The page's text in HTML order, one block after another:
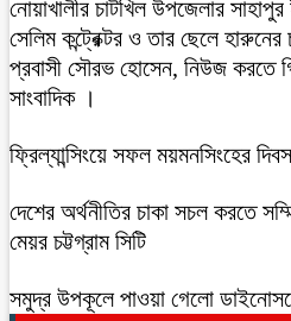
নোয়াখালীর চাটখিল উপজেলার
সেলিম কন্ট্রেক্টর ও তার ছেলে
প্রবাসী সৌরভ হোসেন, নিউজ করতে
সাংবাদিক ।
ফ্রিল্যান্সিংয়ে সফল ময়মনসিংহের
দেশের অর্থনীতির চাকা সচল করতে
মেয়র চট্টগ্রাম সিটি
সমুদ্র উপকূলে পাওয়া গেলো